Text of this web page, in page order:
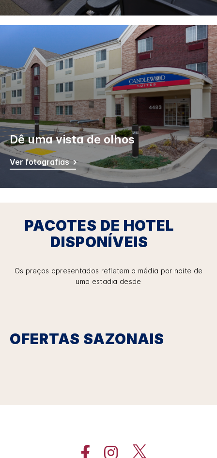
Dê uma vista de olhos
Ver fotografias
PACOTES DE HOTEL
DISPONÍVEIS
Os preços apresentados refletem a média por noite de
uma estadia desde
OFERTAS SAZONAIS